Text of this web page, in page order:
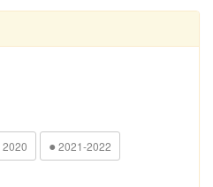
2020 ● 2021-2022